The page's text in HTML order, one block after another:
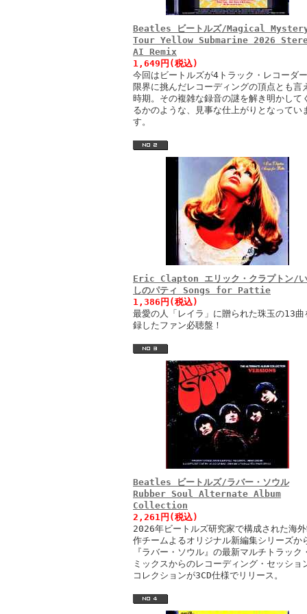
Beatles ビートルズ/Magical
Tour Yellow Submarine 2026
AI Remix
1,649円(税込)
今回はビートルズが4トラック・レコーダ
限界に挑んだレコーディングの頂点とも言
時期。その複雑な録音の謎を解き明かして
るかのような、見事な仕上がりとなってい
す。
Eric Clapton エリック・クラプトン/い
しのパティ Songs for Pattie
1,386円(税込)
最愛の人「レイラ」に贈られた珠玉の13曲
録したファン必聴盤！
Beatles ビートルズ/ラバー・ソウル
Rubber Soul Alternate Album
Collection
2,261円(税込)
2026年ビートルズ研究家で構成された海外
作チームよるオリジナル新編集シリーズか
『ラバー・ソウル』の最新マルチトラック
ミックスからのレコーディング・セッショ
コレクションが3CD仕様でリリース。